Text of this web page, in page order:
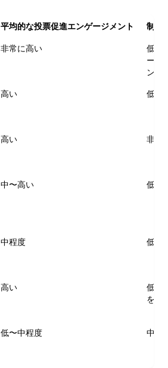
平均的な投票促進エンゲージメント 制作
非常に高い
低
ート
ン、
高い 低〜
高い 非常
中〜高い 低い
中程度 低い
高い
低い
を得
低〜中程度 中程